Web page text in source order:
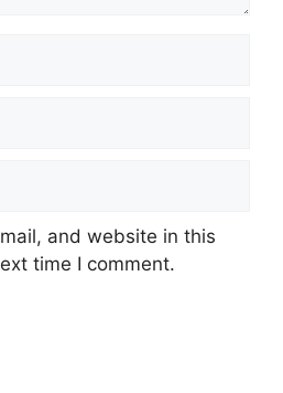
and website in this
time I comment.